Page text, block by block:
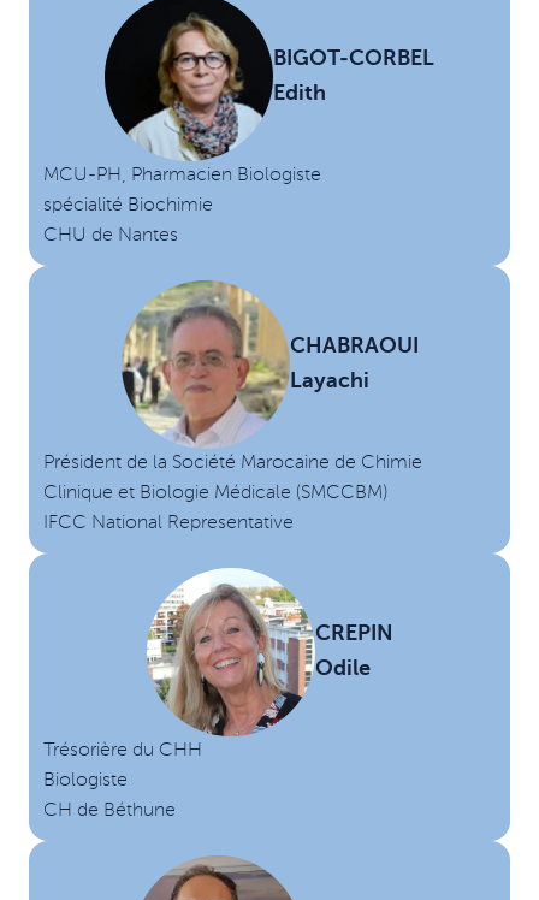
BIGOT-CORBEL
Edith
MCU-PH, Pharmacien Biologiste
spécialité Biochimie
CHU de Nantes
CHABRAOUI
Layachi
Président de la Société Marocaine de Chimie
Clinique et Biologie Médicale (SMCCBM)
IFCC National Representative
CREPIN
Odile
Trésorière du CHH
Biologiste
CH de Béthune